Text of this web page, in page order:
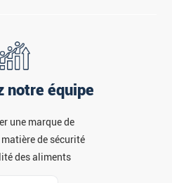
notre équipe
une marque de
de sécurité
des aliments